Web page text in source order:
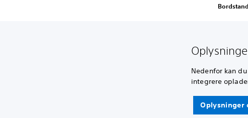
Nedenfor kan
integrere
Oplysninger